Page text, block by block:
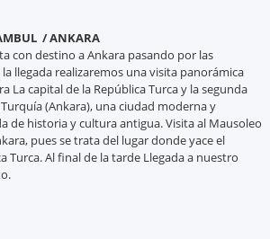
/ ANKARA
con destino a Ankara pasando por las
llegada realizaremos una visita panorámica
La capital de la República Turca y la segunda
(Ankara), una ciudad moderna y
de historia y cultura antigua. Visita al Mausoleo
pues se trata del lugar donde yace el
Turca. Al final de la tarde Llegada a nuestro